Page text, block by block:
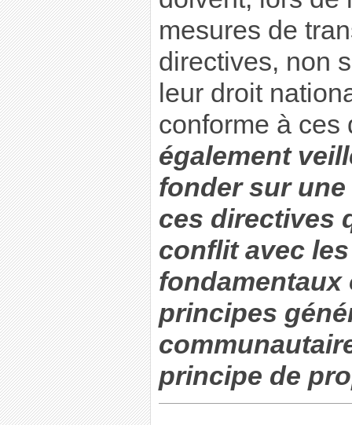
mesures de
directives, non
leur droit
conforme à
également
fonder sur
ces directives
conflit avec
fondamentaux
principes
principe de